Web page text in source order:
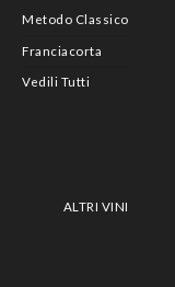
Metodo Classico
Franciacorta
Vedili Tutti
ALTRI VINI